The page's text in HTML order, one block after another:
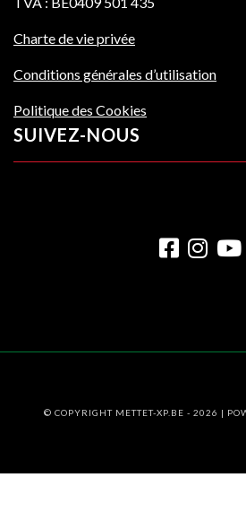
Charte de vie privée
Conditions générales d’utilisation
Politique des Cookies
SUIVEZ-NOUS
© COPYRIGHT METTET-XP.BE - 2026 |